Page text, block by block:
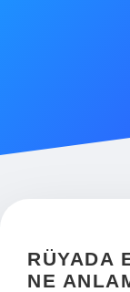
Hakkımızda
RÜYADA
NE